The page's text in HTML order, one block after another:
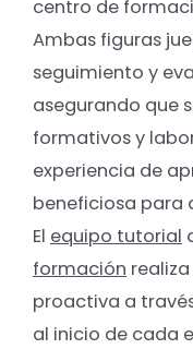
centro de
Ambas figuras
seguimiento y
asegurando que
formativos y
experiencia de
beneficiosa para
El equipo tutorial
formación
proactiva a
al inicio de cada